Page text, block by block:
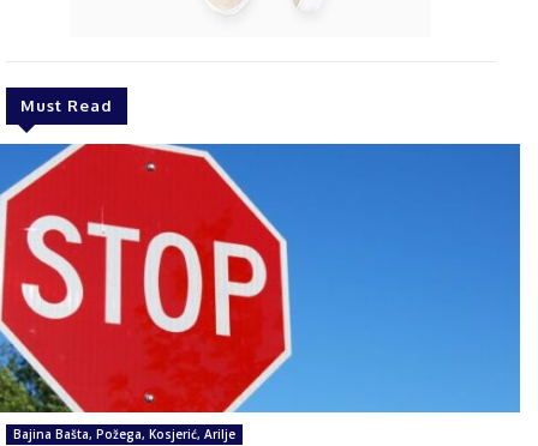
Must Read
Bajina Bašta, Požega, Kosjerić, Arilje